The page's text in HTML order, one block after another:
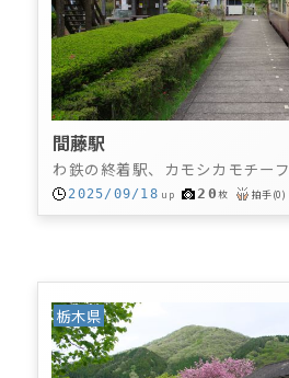
間藤駅
わ鉄の終着駅、カモシカモチーフ
2025/09/18 up 20枚 拍手(0)
栃木県